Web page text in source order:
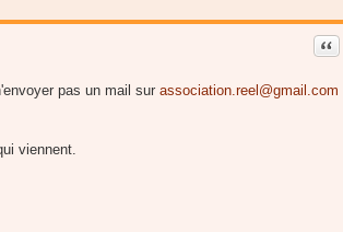
Citer
pas un mail sur association.reel@gmail.com
viennent.